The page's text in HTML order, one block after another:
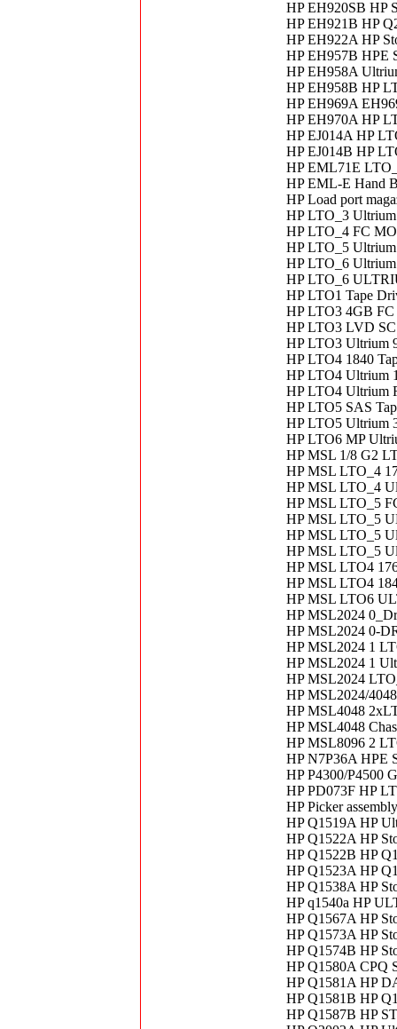
HP EH920SB HP
HP EH921B HP
HP EH922A HP
HP EH957B HPE
HP EH958A
HP EH958B HP
HP EH969A
HP EH970A HP
HP EJ014A HP
HP EJ014B HP
HP EML71E
HP EML-E Hand
HP Load port
HP LTO_3
HP LTO_4 FC
HP LTO_5
HP LTO_6
HP LTO_6
HP LTO1 Tape
HP LTO3 4GB
HP LTO3 LVD
HP LTO3 Ultrium
HP LTO4 1840
HP LTO4 Ultrium
HP LTO4 Ultrium
HP LTO5 SAS
HP LTO5 Ultrium
HP LTO6 MP
HP MSL 1/8 G2
HP MSL LTO_4
HP MSL LTO_4
HP MSL LTO_5
HP MSL LTO_5
HP MSL LTO_5
HP MSL LTO_5
HP MSL LTO4
HP MSL LTO4
HP MSL LTO6
HP MSL2024
HP MSL2024 0-
HP MSL2024 1
HP MSL2024 1
HP MSL2024
HP MSL2024/
HP MSL4048
HP MSL4048
HP MSL8096 2
HP N7P36A HPE
HP P4300/P4500
HP PD073F HP
HP Picker
HP Q1519A HP
HP Q1522A HP
HP Q1522B HP
HP Q1523A HP
HP Q1538A HP
HP q1540a HP
HP Q1567A HP
HP Q1573A HP
HP Q1574B HP
HP Q1580A CPQ
HP Q1581A HP
HP Q1581B HP
HP Q1587B HP